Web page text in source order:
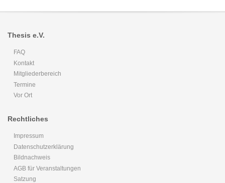
Thesis e.V.
FAQ
Kontakt
Mitgliederbereich
Termine
Vor Ort
Rechtliches
Impressum
Datenschutzerklärung
Bildnachweis
AGB für Veranstaltungen
Satzung